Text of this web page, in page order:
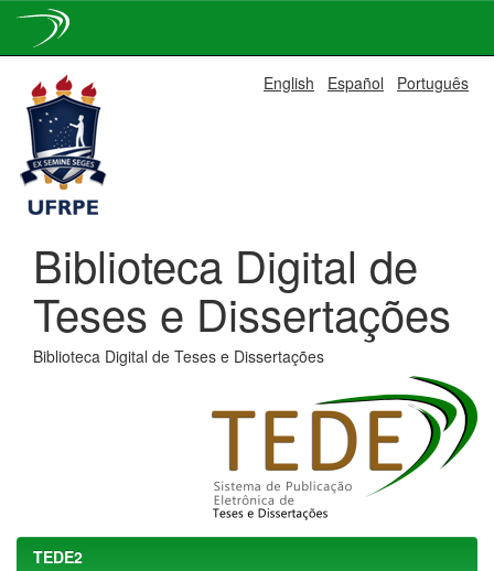
navigation
English Español Português
Biblioteca Digital de
Teses e Dissertações
Biblioteca Digital de Teses e Dissertações
TEDE2